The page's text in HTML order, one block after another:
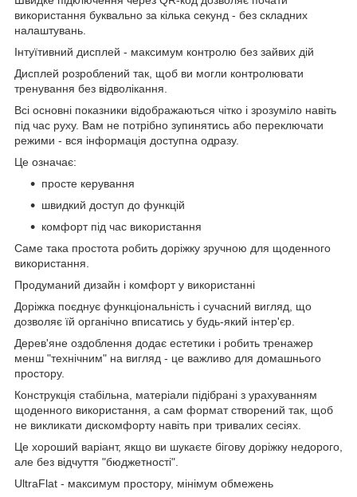
використання буквально за кілька секунд - без складних
налаштувань.
Інтуїтивний дисплей - максимум контролю без зайвих дій
Дисплей розроблений так, щоб ви могли контролювати
тренування без відволікання.
Всі основні показники відображаються чітко і зрозуміло навіть
під час руху. Вам не потрібно зупинятись або переключати
режими - вся інформація доступна одразу.
Це означає:
просте керування
швидкий доступ до функцій
комфорт під час використання
Саме така простота робить доріжку зручною для щоденного
використання.
Продуманий дизайн і комфорт у використанні
Доріжка поєднує функціональність і сучасний вигляд, що
дозволяє їй органічно вписатись у будь-який інтер'єр.
Дерев'яне оздоблення додає естетики і робить тренажер
менш "технічним" на вигляд - це важливо для домашнього
простору.
Конструкція стабільна, матеріали підібрані з урахуванням
щоденного використання, а сам формат створений так, щоб
не викликати дискомфорту навіть при тривалих сесіях.
Це хороший варіант, якщо ви шукаєте бігову доріжку недорого,
але без відчуття "бюджетності".
UltraFlat - максимум простору, мінімум обмежень